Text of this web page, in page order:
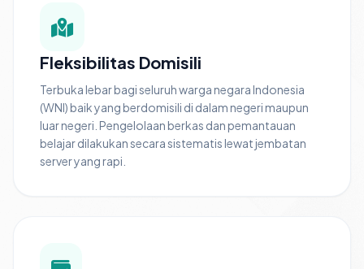
Fleksibilitas Domisili
Terbuka lebar bagi seluruh warga negara Indonesia
(WNI) baik yang berdomisili di dalam negeri maupun
luar negeri. Pengelolaan berkas dan pemantauan
belajar dilakukan secara sistematis lewat jembatan
server yang rapi.